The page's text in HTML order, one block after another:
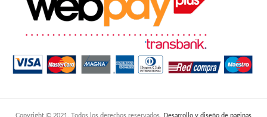
Copyright © 2021. Todos los derechos reservados. Desarrollo y diseño de paginas